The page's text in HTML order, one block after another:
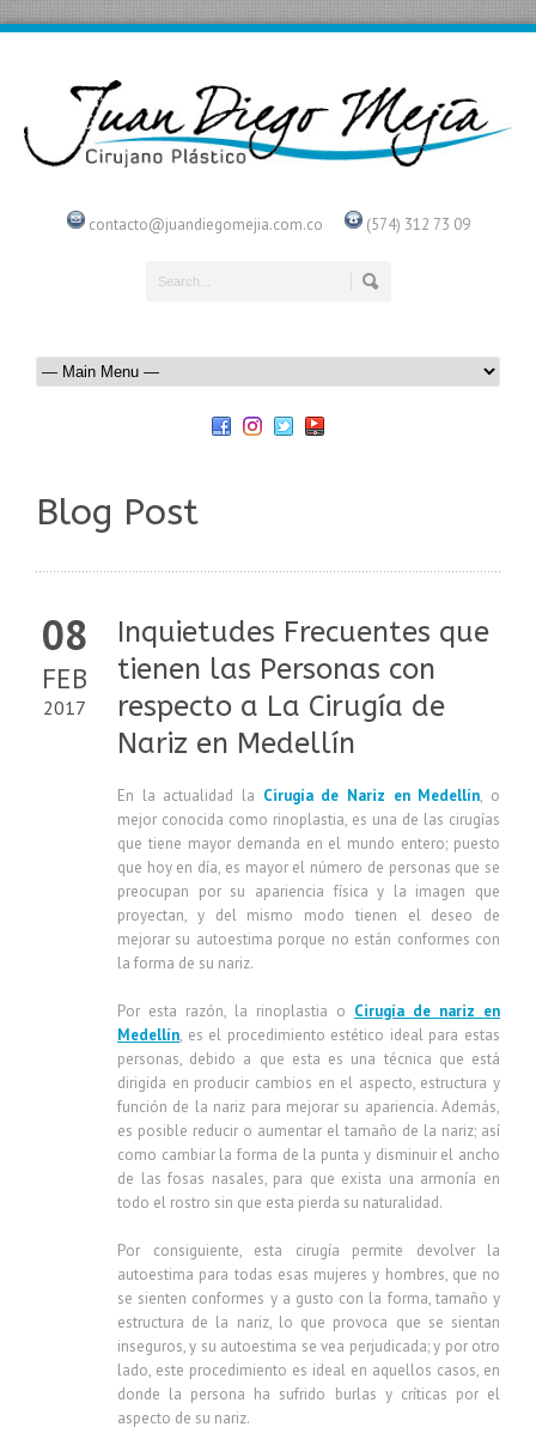
contacto@juandiegomejia.com.co (574) 312 73 09
Blog Post
08
FEB
2017
Inquietudes Frecuentes que
tienen las Personas con
respecto a La Cirugía de
Nariz en Medellín
En la actualidad la Cirugía de Nariz en Medellín, o
mejor conocida como rinoplastia, es una de las cirugías
que tiene mayor demanda en el mundo entero; puesto
que hoy en día, es mayor el número de personas que se
preocupan por su apariencia física y la imagen que
proyectan, y del mismo modo tienen el deseo de
mejorar su autoestima porque no están conformes con
la forma de su nariz.
Por esta razón, la rinoplastia o Cirugía de nariz en
Medellín, es el procedimiento estético ideal para estas
personas, debido a que esta es una técnica que está
dirigida en producir cambios en el aspecto, estructura y
función de la nariz para mejorar su apariencia. Además,
es posible reducir o aumentar el tamaño de la nariz; así
como cambiar la forma de la punta y disminuir el ancho
de las fosas nasales, para que exista una armonía en
todo el rostro sin que esta pierda su naturalidad.
Por consiguiente, esta cirugía permite devolver la
autoestima para todas esas mujeres y hombres, que no
se sienten conformes y a gusto con la forma, tamaño y
estructura de la nariz, lo que provoca que se sientan
inseguros, y su autoestima se vea perjudicada; y por otro
lado, este procedimiento es ideal en aquellos casos, en
donde la persona ha sufrido burlas y críticas por el
aspecto de su nariz.